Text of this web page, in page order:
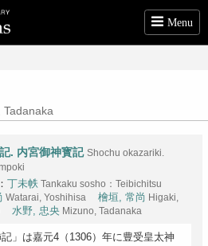
Menu
Tadanaka
. 内宮御神寳記 Shochu okazariki.
丁未帙 Tankaku sosho：Teibichitsu
Watarai, Yoshihisa 檜垣, 常尚 Higaki,
水野, 忠央Mizuno, Tadanaka
記」は嘉元4（1306）年に豊受皇太神